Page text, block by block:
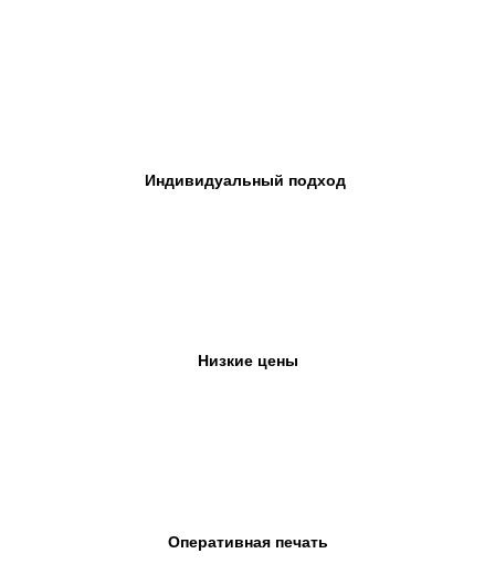
Индивидуальный подход
Низкие цены
Оперативная печать